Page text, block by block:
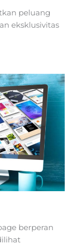
peluang
eksklusivitas
berperan